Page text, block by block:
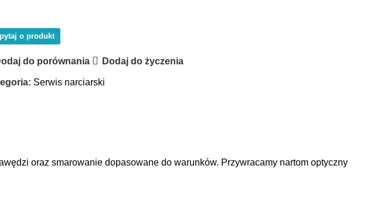
o produkt
do porównania Dodaj do życzenia
Serwis narciarski
oraz smarowanie dopasowane do warunków. Przywracamy nartom optyczny